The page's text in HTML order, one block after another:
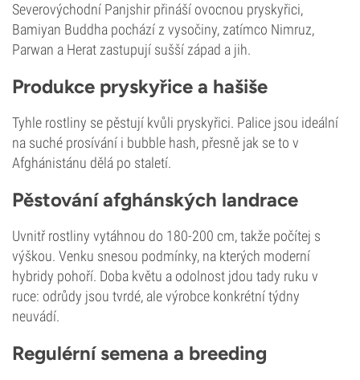
Severovýchodní Panjshir přináší ovocnou pryskyřici,
Bamiyan Buddha pochází z vysočiny, zatímco Nimruz,
Parwan a Herat zastupují sušší západ a jih.
Produkce pryskyřice a hašiše
Tyhle rostliny se pěstují kvůli pryskyřici. Palice jsou ideální
na suché prosívání i bubble hash, přesně jak se to v
Afghánistánu dělá po staletí.
Pěstování afghánských landrace
Uvnitř rostliny vytáhnou do 180-200 cm, takže počítej s
výškou. Venku snesou podmínky, na kterých moderní
hybridy pohoří. Doba květu a odolnost jdou tady ruku v
ruce: odrůdy jsou tvrdé, ale výrobce konkrétní týdny
neuvádí.
Regulérní semena a breeding